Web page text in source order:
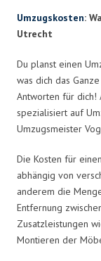
Umzugskosten:
Utrecht
Du planst einen
was dich das
Antworten für dich!
spezialisiert auf
Umzugsmeister
Die Kosten für
abhängig von
anderem die
Entfernung
Zusatzleistungen
Montieren der